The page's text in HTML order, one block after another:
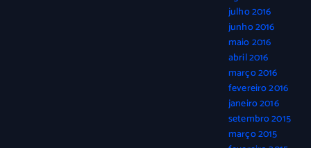
julho 2016
junho 2016
maio 2016
abril 2016
março 2016
fevereiro 2016
janeiro 2016
setembro 2015
março 2015